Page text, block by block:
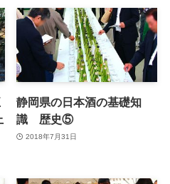
静岡県の日本酒の基礎知
識 歴史⑤
2018年7月31日